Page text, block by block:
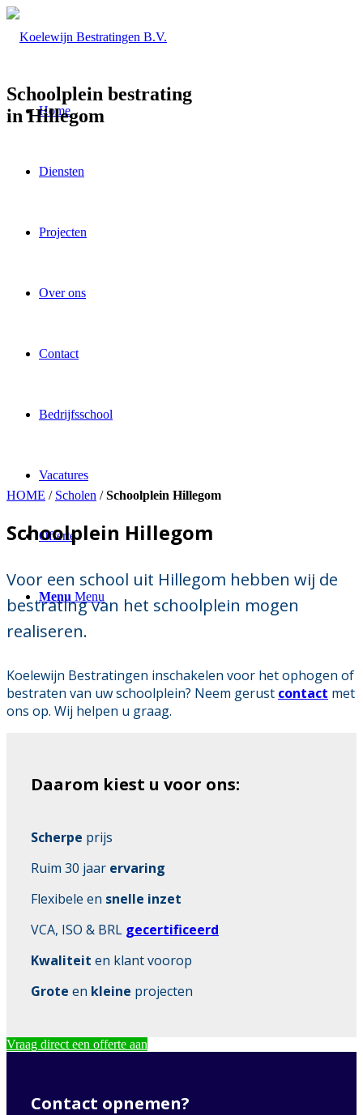
Home
Diensten
Projecten
Over ons
Contact
Bedrijfsschool
Vacatures
Offerte
Menu Menu
Schoolplein bestrating
in Hillegom
HOME / Scholen /Schoolplein Hillegom
Schoolplein Hillegom
Voor een school uit Hillegom hebben wij de
bestrating van het schoolplein mogen
realiseren.
Koelewijn Bestratingen inschakelen voor het ophogen of
bestraten van uw schoolplein? Neem gerust contact met
ons op. Wij helpen u graag.
Daarom kiest u voor ons:
Scherpe prijs
Ruim 30 jaar ervaring
Flexibele en snelle inzet
VCA, ISO & BRL gecertificeerd
Kwaliteit en klant voorop
Grote en kleine projecten
Vraag direct een offerte aan
Contact opnemen?